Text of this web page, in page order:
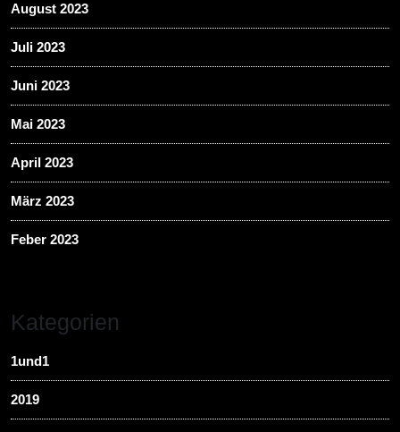
August 2023
Juli 2023
Juni 2023
Mai 2023
April 2023
März 2023
Feber 2023
Kategorien
1und1
2019